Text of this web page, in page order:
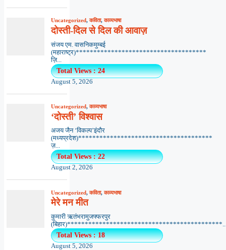
Uncategorized,कविता,काव्यभाषा
दोस्ती-दिल से दिल की आवाज़
संजय एम. वासनिकमुम्बई
(महाराष्ट्र)*************************************
ज़ि...
Total Views : 24
August 5, 2026
Uncategorized,काव्यभाषा
‘दोस्ती’ विश्वास
अजय जैन ‘विकल्प’इंदौर
(मध्यप्रदेश)**************************************
ज़...
Total Views : 22
August 2, 2026
Uncategorized,कविता,काव्यभाषा
मेरे मन मीत
कुमारी ऋतंभरामुजफ्फरपुर
Total Views : 18
August 5, 2026